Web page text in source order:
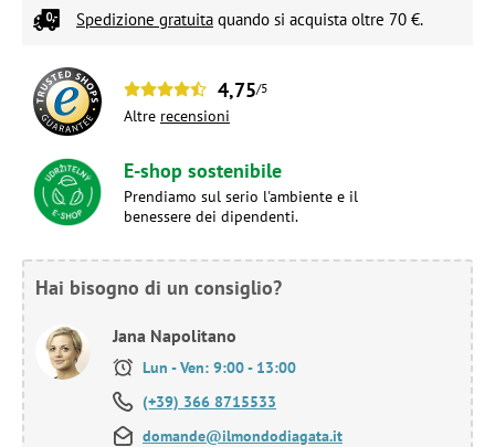
Spedizione gratuita quando si acquista oltre 70 €.
4,75/5
Altre recensioni
E-shop sostenibile
Prendiamo sul serio l'ambiente e il
benessere dei dipendenti.
Hai bisogno di un consiglio?
Jana Napolitano
Lun - Ven: 9:00 - 13:00
(+39) 366 8715533
domande@ilmondodiagata.it